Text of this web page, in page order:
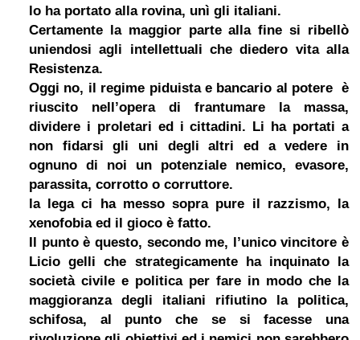
lo ha portato alla rovina, unì gli italiani.
Certamente la maggior parte alla fine si ribellò
uniendosi agli intellettuali che diedero vita alla
Resistenza.
Oggi no, il regime piduista e bancario al potere è
riuscito nell’opera di frantumare la massa,
dividere i proletari ed i cittadini. Li ha portati a
non fidarsi gli uni degli altri ed a vedere in
ognuno di noi un potenziale nemico, evasore,
parassita, corrotto o corruttore.
la lega ci ha messo sopra pure il razzismo, la
xenofobia ed il gioco è fatto.
Il punto è questo, secondo me, l’unico vincitore è
Licio gelli che strategicamente ha inquinato la
società civile e politica per fare in modo che la
maggioranza degli italiani rifiutino la politica,
schifosa, al punto che se si facesse una